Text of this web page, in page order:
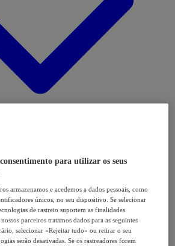
para utilizar os seus
armazenamos e acedemos a dados pessoais, como
únicos, no seu dispositivo. Se selecionar
de rastreio suportem as finalidades
parceiros tratamos dados para as seguintes
selecionar «Rejeitar tudo» ou retirar o seu
serão desativadas. Se os rastreadores forem